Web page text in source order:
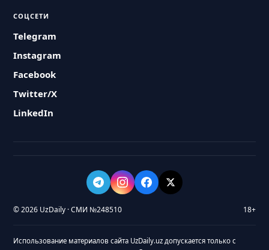
СОЦСЕТИ
Telegram
Instagram
Facebook
Twitter/X
LinkedIn
© 2026 UzDaily · СМИ №248510 18+
Использование материалов сайта UzDaily.uz допускается только с